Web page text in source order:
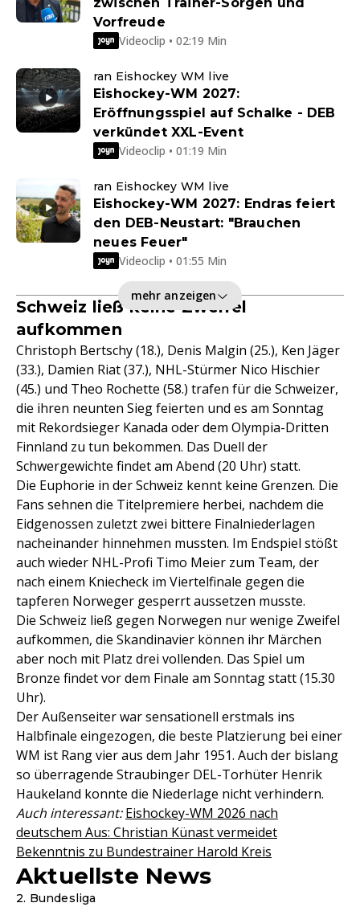
Vorfreude
Videoclip • 02:19 Min
ran Eishockey WM live
Eishockey-WM 2027:
Eröffnungsspiel auf Schalke - DEB
verkündet XXL-Event
Videoclip • 01:19 Min
ran Eishockey WM live
Eishockey-WM 2027: Endras feiert
den DEB-Neustart: "Brauchen
neues Feuer"
Videoclip • 01:55 Min
mehr anzeigen
Schweiz ließ keine Zweifel
aufkommen
Christoph Bertschy (18.), Denis Malgin (25.), Ken Jäger
(33.), Damien Riat (37.), NHL-Stürmer Nico Hischier
(45.) und Theo Rochette (58.) trafen für die Schweizer,
die ihren neunten Sieg feierten und es am Sonntag
mit Rekordsieger Kanada oder dem Olympia-Dritten
Finnland zu tun bekommen. Das Duell der
Schwergewichte findet am Abend (20 Uhr) statt.
Die Euphorie in der Schweiz kennt keine Grenzen. Die
Fans sehnen die Titelpremiere herbei, nachdem die
Eidgenossen zuletzt zwei bittere Finalniederlagen
nacheinander hinnehmen mussten. Im Endspiel stößt
auch wieder NHL-Profi Timo Meier zum Team, der
nach einem Kniecheck im Viertelfinale gegen die
tapferen Norweger gesperrt aussetzen musste.
Die Schweiz ließ gegen Norwegen nur wenige Zweifel
aufkommen, die Skandinavier können ihr Märchen
aber noch mit Platz drei vollenden. Das Spiel um
Bronze findet vor dem Finale am Sonntag statt (15.30
Uhr).
Der Außenseiter war sensationell erstmals ins
Halbfinale eingezogen, die beste Platzierung bei einer
WM ist Rang vier aus dem Jahr 1951. Auch der bislang
so überragende Straubinger DEL-Torhüter Henrik
Haukeland konnte die Niederlage nicht verhindern.
Auch interessant: Eishockey-WM 2026 nach
deutschem Aus: Christian Künast vermeidet
Bekenntnis zu Bundestrainer Harold Kreis
Aktuellste News
2. Bundesliga